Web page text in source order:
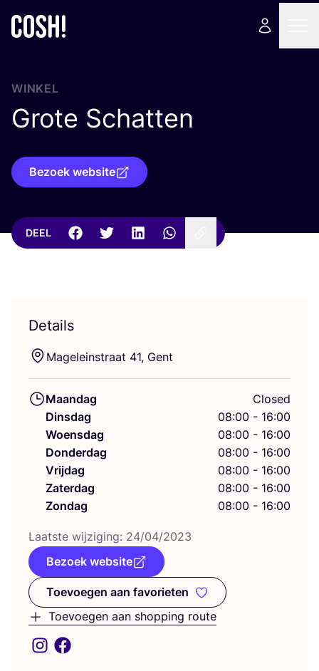
WINKEL
Grote Schatten
Bezoek website
DEEL
Details
Mage­lein­straat 41, Gent
Maandag
Closed
Dinsdag
08:00 - 16:00
Woensdag
08:00 - 16:00
Donderdag
08:00 - 16:00
Vrijdag
08:00 - 16:00
Zaterdag
08:00 - 16:00
Zondag
08:00 - 16:00
Laat­ste wij­zi­ging: 24/04/2023
Bezoek website
Toevoegen aan favorieten
Toevoegen aan favorieten
Toevoegen aan shopping route